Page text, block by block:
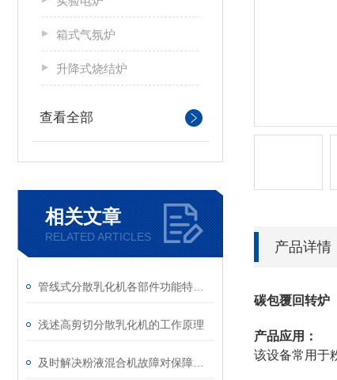
箱式气氛炉
升降式烧结炉
查看全部
相关文章
RELATED ARTICLES
浅述高剪切分散乳化机的工作原理
产品详情
碳包覆回转炉
产品应用：
该设备常用于